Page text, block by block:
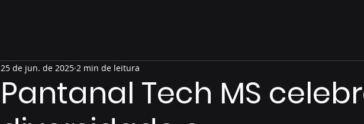
Pantanal Tech MS
25 de jun. de 2025 2 min de leitura